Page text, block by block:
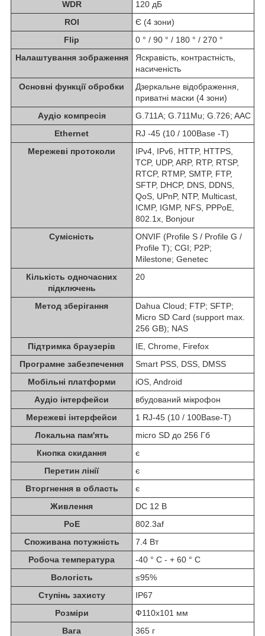
WDR
120 дБ
ROI
Є (4 зони)
Flip
0 ° / 90 ° / 180 ° / 270 °
Налаштування зображення
Яскравість, контрастність,
насиченість
Основні функції обробки
Дзеркальне відображення,
приватні маски (4 зони)
Аудіо компресія
G.711A; G.711Mu; G.726; AAC
Ethernet
RJ -45 (10 / 100Base -T)
Мережеві протоколи
IPv4, IPv6, HTTP, HTTPS,
TCP, UDP, ARP, RTP, RTSP,
RTCP, RTMP, SMTP, FTP,
SFTP, DHCP, DNS, DDNS,
QoS, UPnP, NTP, Multicast,
ICMP, IGMP, NFS, PPPoE,
802.1x, Bonjour
Сумісність
ONVIF (Profile S / Profile G /
Profile T); CGI; P2P;
Milestone; Genetec
Кількість одночасних
підключень
20
Метод зберігання
Dahua Cloud; FTP; SFTP;
Micro SD Card (support max.
256 GB); NAS
Підтримка браузерів
IE, Chrome, Firefox
Програмне забезпечення
Smart PSS, DSS, DMSS
Мобільні платформи
iOS, Android
Аудіо інтерфейси
вбудований мікрофон
Мережеві інтерфейси
1 RJ-45 (10 / 100Base-T)
Локальна пам'ять
micro SD до 256 Гб
Кнопка скидання
є
Перетин лінії
є
Вторгнення в область
є
Живлення
DC 12 В
PoE
802.3af
Споживана потужність
7.4 Вт
Робоча температура
-40 ° C - + 60 ° C
Вологість
≤95%
Ступінь захисту
IP67
Розміри
Ф110х101 мм
Вага
365 г